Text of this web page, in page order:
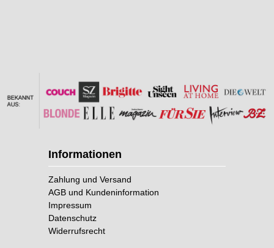
Informationen
Zahlung und Versand
AGB und Kundeninformation
Impressum
Datenschutz
Widerrufsrecht